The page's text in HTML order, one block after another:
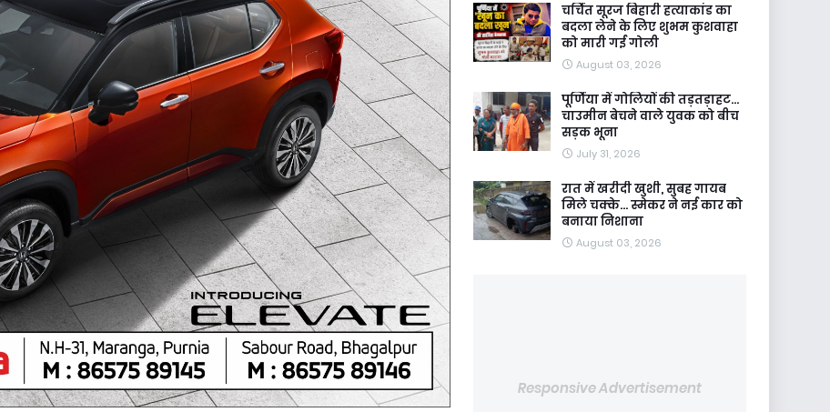
चर्चित सूरज बिहारी हत्याकांड का
बदला लेने के लिए शुभम कुशवाहा
को मारी गई गोली
August 03, 2026
पूर्णिया में गोलियों की तड़तड़ाहट...
चाउमीन बेचने वाले युवक को बीच
सड़क भूना
July 31, 2026
रात में खरीदी खुशी, सुबह गायब
मिले चक्के... स्मेकर ने नई कार को
बनाया निशाना
August 03, 2026
Responsive Advertisement